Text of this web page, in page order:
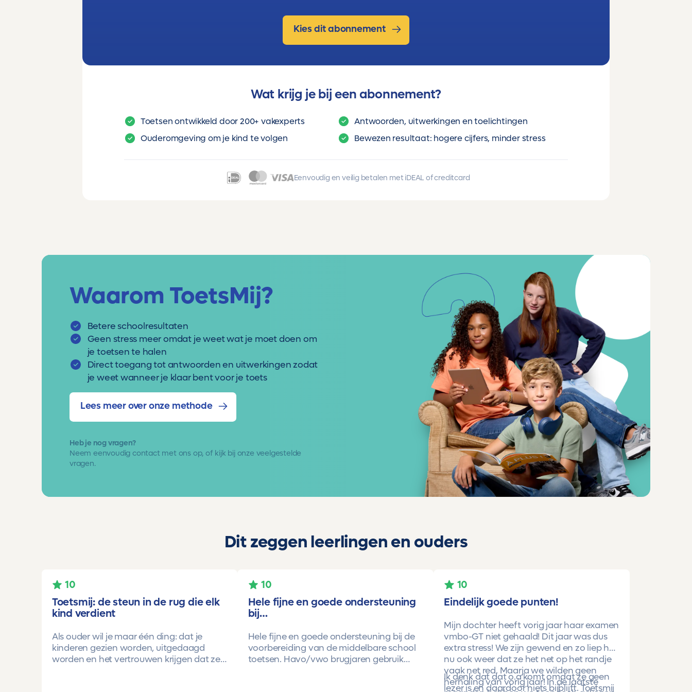
Kies dit abonnement
Wat krijg je bij een abonnement?
Toetsen ontwikkeld door 200+ vakexperts
Antwoorden, uitwerkingen en toelichtingen
Ouderomgeving om je kind te volgen
Bewezen resultaat: hogere cijfers, minder stress
Eenvoudig en veilig betalen met iDEAL of creditcard
Waarom ToetsMij?
Betere schoolresultaten
Geen stress meer omdat je weet wat je moet doen om
je toetsen te halen
Direct toegang tot antwoorden en uitwerkingen zodat
je weet wanneer je klaar bent voor je toets
Lees meer over onze methode
Heb je nog vragen?
Neem eenvoudigcontact met ons op, of kijk bij onze veelgestelde
vragen.
Dit zeggen leerlingen en ouders
10
Toetsmij: de steun in de rug die elk
kind verdient
Als ouder wil je maar één ding: dat je
kinderen gezien worden, uitgedaagd
worden en het vertrouwen krijgen dat ze
10
Hele fijne en goede ondersteuning
bij…
Hele fijne en goede ondersteuning bij de
voorbereiding van de middelbare school
toetsen. Havo/vwo brugjaren gebruik
10
Eindelijk goede punten!
Mijn dochter heeft vorig jaar haar examen
vmbo-GT niet gehaald! Dit jaar was dus
extra stress! We zijn gewend en zo liep het
nu ook weer dat ze het net op het randje
vaak net red. Maarja we wilden geen
herhaling van vorig jaar! In de laatste
Ik denk dat dat o.a komt omdat ze geen
lezer is en daardoor niets bijblijft. Toetsmij